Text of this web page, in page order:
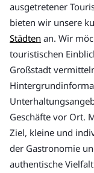
ausgetretener
bieten wir unsere
Städten an. Wir
touristischen
Großstadt
Geschäfte vor Ort.
Ziel, kleine und
der Gastronomie
authentische